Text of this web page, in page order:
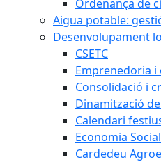
Ordenança de
Aigua potable:
Desenvolupament
CSETC
Emprenedoria i
Consolidació i
Dinamització
Calendari
Economia
Cardedeu